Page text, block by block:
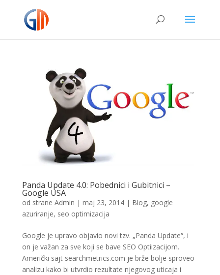
Panda Update 4.0: Pobednici i Gubitnici –
Google USA
od strane Admin | maj 23, 2014| Blog, google
azuriranje, seo optimizacija
Google je upravo objavio novi tzv. „Panda Update“, i
on je važan za sve koji se bave SEO Optiizacijom.
Američki sajt searchmetrics.com je brže bolje sproveo
analizu kako bi utvrdio rezultate njegovog uticaja i